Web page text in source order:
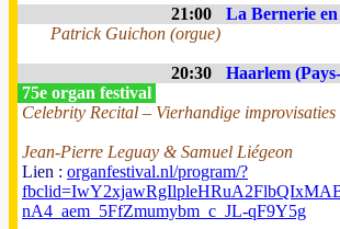
21:00 La Bernerie
Patrick Guichon (orgue)
20:30 Haarlem
75e organ festival
Celebrity Recital – Vierhandige
Jean-Pierre Leguay & Samuel Liégeon
Lien : organfestival.nl/program/?
nA4_aem_5FfZmumybm_c_JL-qF9Y5g